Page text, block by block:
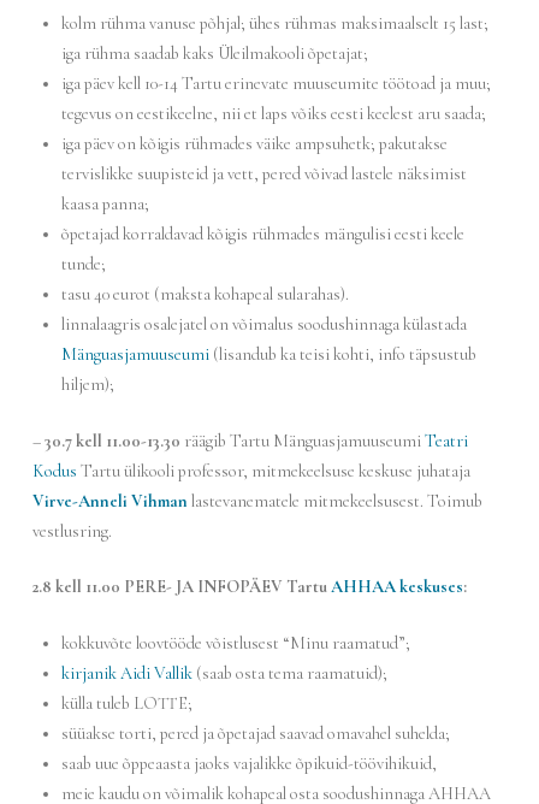
kolm rühma vanuse põhjal; ühes rühmas maksimaalselt 15 last;
iga rühma saadab kaks Üleilmakooli õpetajat;
iga päev kell 10-14 Tartu erinevate muuseumite töötoad ja muu;
tegevus on eestikeelne, nii et laps võiks eesti keelest aru saada;
iga päev on kõigis rühmades väike ampsuhetk; pakutakse
tervislikke suupisteid ja vett, pered võivad lastele näksimist
kaasa panna;
õpetajad korraldavad kõigis rühmades mängulisi eesti keele
tunde;
tasu 40 eurot (maksta kohapeal sularahas).
linnalaagris osalejatel on võimalus soodushinnaga külastada
Mänguasjamuuseumi(lisandub ka teisi kohti, info täpsustub
hiljem);
–30.7 kell 11.00-13.30 räägib Tartu MänguasjamuuseumiTeatri
Kodus Tartu ülikooli professor, mitmekeelsuse keskuse juhataja
Virve-Anneli Vihman lastevanematele mitmekeelsusest. Toimub
vestlusring.
2.8 kell 11.00 PERE- JA INFOPÄEV TartuAHHAA keskuses:
kokkuvõte loovtööde võistlusest “Minu raamatud”;
kirjanik Aidi Vallik(saab osta tema raamatuid);
külla tuleb LOTTE;
süüakse torti, pered ja õpetajad saavad omavahel suhelda;
saab uue õppeaasta jaoks vajalikke õpikuid-töövihikuid,
meie kaudu on võimalik kohapeal osta soodushinnaga AHHAA